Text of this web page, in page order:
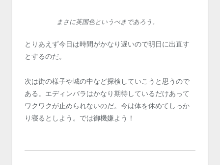
まさに英国色というべきであろう。
とりあえず今日は時間がかなり遅いので明日に出直す
とするのだ。
次は街の様子や城の中など探検していこうと思うので
ある。エディンバラはかなり期待しているだけあって
ワクワクが止められないのだ。今は体を休めてしっか
り寝るとしよう。では御機嫌よう！